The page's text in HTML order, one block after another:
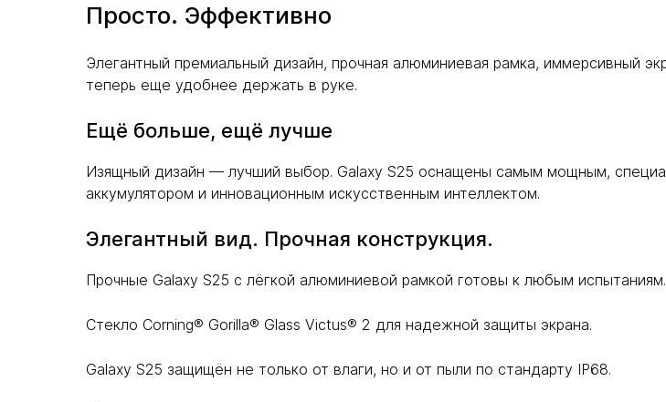
Просто. Эффективно
Элегантный премиальный дизайн, прочная алюминиевая рамка, иммерсивный
теперь еще удобнее держать в руке.
Ещё больше, ещё лучше
Изящный дизайн — лучший выбор. Galaxy S25 оснащены самым мощным,
аккумулятором и инновационным искусственным интеллектом.
Элегантный вид. Прочная конструкция.
Прочные Galaxy S25 с лёгкой алюминиевой рамкой готовы к любым испытаниям.
Стекло Corning® Gorilla® Glass Victus® 2 для надежной защиты экрана.
Galaxy S25 защищён не только от влаги, но и от пыли по стандарту IP68.